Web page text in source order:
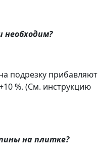
необходим?
подрезку прибавляют
%. (См. инструкцию
на плитке?